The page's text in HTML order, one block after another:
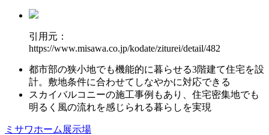
引用元：
https://www.misawa.co.jp/kodate/ziturei/detail/482
都市部の狭小地でも機能的に暮らせる3階建て住宅を設
計。敷地条件に合わせてしなやかに対応できる
スカイバルコニーの施工事例もあり、住宅密集地でも
明るく風の流れを感じられる暮らしを実現
ミサワホーム展示場